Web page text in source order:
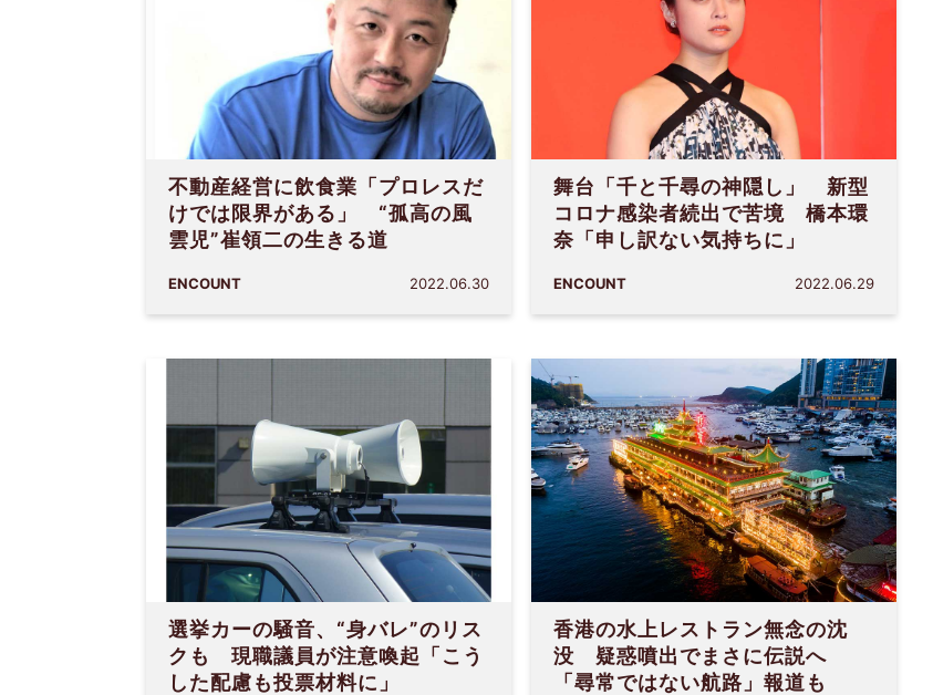
不動産経営に飲食業「プロレスだ
けでは限界がある」 “孤高の風
雲児”崔領二の生きる道
ENCOUNT 2022.06.30
舞台「千と千尋の神隠し」 新型
コロナ感染者続出で苦境 橋本環
奈「申し訳ない気持ちに」
ENCOUNT 2022.06.29
選挙カーの騒音、“身バレ”のリス
クも 現職議員が注意喚起「こう
した配慮も投票材料に」
香港の水上レストラン無念の沈
没 疑惑噴出でまさに伝説へ
「尋常ではない航路」報道も